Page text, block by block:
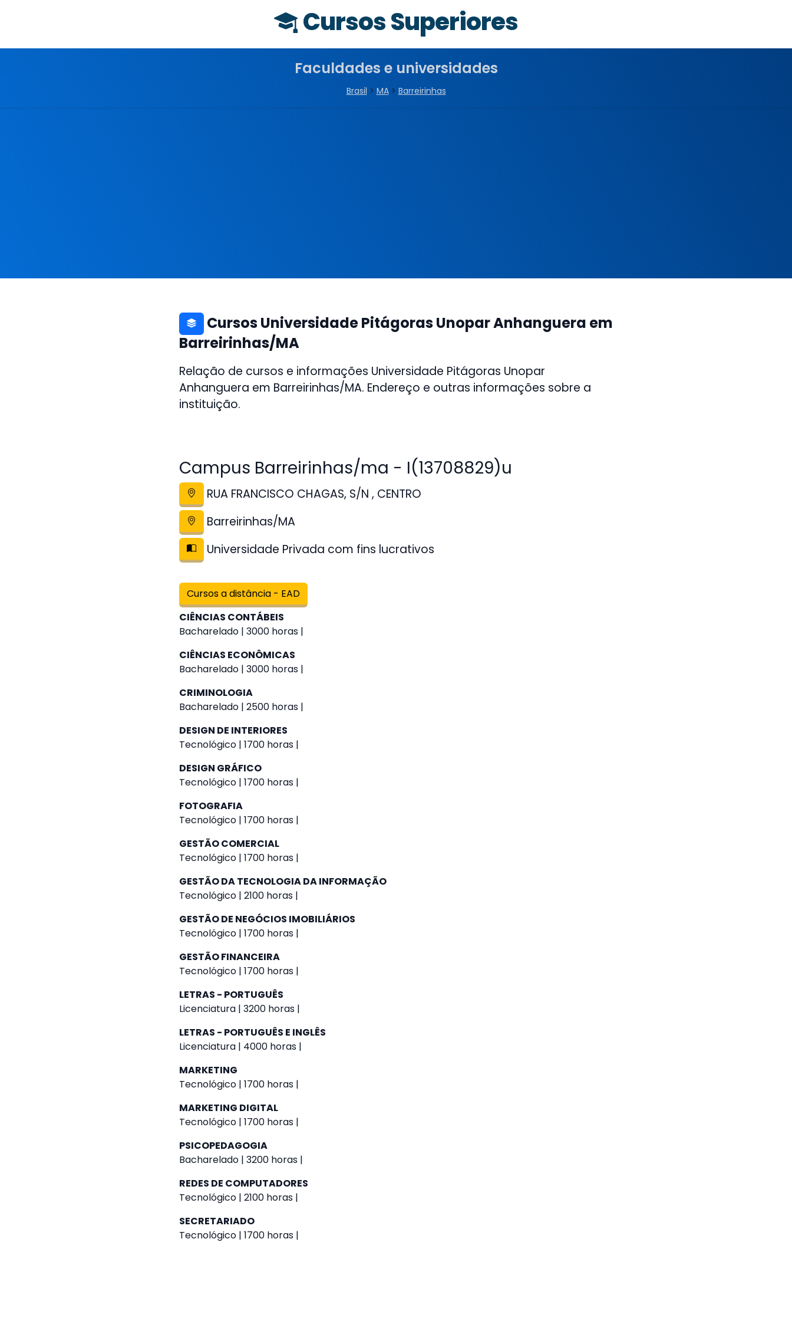
Cursos Superiores
Faculdades e universidades
Brasil > MA> Barreirinhas
Cursos Universidade Pitágoras Unopar Anhanguera em
Barreirinhas/MA
Relação de cursos e informações Universidade Pitágoras Unopar
Anhanguera em Barreirinhas/MA. Endereço e outras informações sobre a
instituição.
Campus Barreirinhas/ma - I(13708829)u
RUA FRANCISCO CHAGAS, S/N , CENTRO
Barreirinhas/MA
Universidade Privada com fins lucrativos
Cursos a distância - EAD
CIÊNCIAS CONTÁBEIS
Bacharelado | 3000 horas |
CIÊNCIAS ECONÔMICAS
Bacharelado | 3000 horas |
CRIMINOLOGIA
Bacharelado | 2500 horas |
DESIGN DE INTERIORES
Tecnológico | 1700 horas |
DESIGN GRÁFICO
Tecnológico | 1700 horas |
FOTOGRAFIA
Tecnológico | 1700 horas |
GESTÃO COMERCIAL
Tecnológico | 1700 horas |
GESTÃO DA TECNOLOGIA DA INFORMAÇÃO
Tecnológico | 2100 horas |
GESTÃO DE NEGÓCIOS IMOBILIÁRIOS
Tecnológico | 1700 horas |
GESTÃO FINANCEIRA
Tecnológico | 1700 horas |
LETRAS - PORTUGUÊS
Licenciatura | 3200 horas |
LETRAS - PORTUGUÊS E INGLÊS
Licenciatura | 4000 horas |
MARKETING
Tecnológico | 1700 horas |
MARKETING DIGITAL
Tecnológico | 1700 horas |
PSICOPEDAGOGIA
Bacharelado | 3200 horas |
REDES DE COMPUTADORES
Tecnológico | 2100 horas |
SECRETARIADO
Tecnológico | 1700 horas |